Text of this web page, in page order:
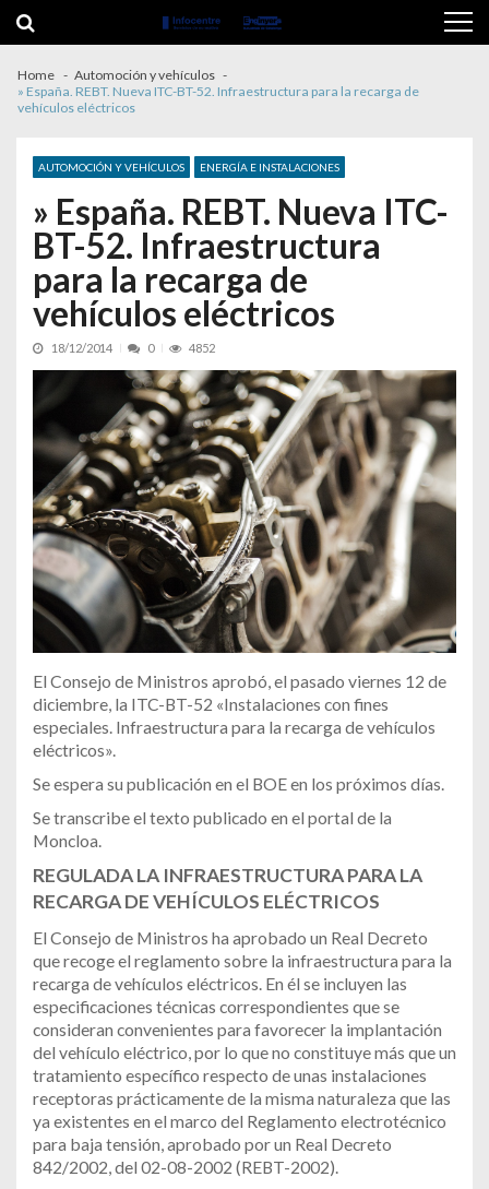
Home
Automoción y vehículos
» España. REBT. Nueva ITC-BT-52. Infraestructura para la recarga de
vehículos eléctricos
AUTOMOCIÓN Y VEHÍCULOS ENERGÍA E INSTALACIONES
» España. REBT. Nueva ITC-
BT-52. Infraestructura
para la recarga de
vehículos eléctricos
18/12/2014 0 4852
El Consejo de Ministros aprobó, el pasado viernes 12 de
diciembre, la ITC-BT-52 «Instalaciones con fines
especiales. Infraestructura para la recarga de vehículos
eléctricos».
Se espera su publicación en el BOE en los próximos días.
Se transcribe el texto publicado en el portal de la
Moncloa.
REGULADA LA INFRAESTRUCTURA PARA LA
RECARGA DE VEHÍCULOS ELÉCTRICOS
El Consejo de Ministros ha aprobado un Real Decreto
que recoge el reglamento sobre la infraestructura para la
recarga de vehículos eléctricos. En él se incluyen las
especificaciones técnicas correspondientes que se
consideran convenientes para favorecer la implantación
del vehículo eléctrico, por lo que no constituye más que un
tratamiento específico respecto de unas instalaciones
receptoras prácticamente de la misma naturaleza que las
ya existentes en el marco del Reglamento electrotécnico
para baja tensión, aprobado por un Real Decreto
842/2002, del 02-08-2002 (REBT-2002).